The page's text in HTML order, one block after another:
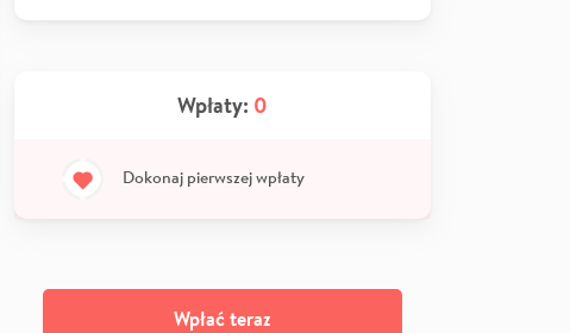
Wpłaty: 0
Dokonaj pierwszej wpłaty
Wpłać teraz